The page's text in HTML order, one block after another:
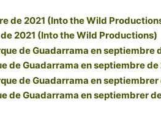
2021 (Into the Wild Productions)
de Guadarrama en septiembre
de Guadarrama en septiembrer